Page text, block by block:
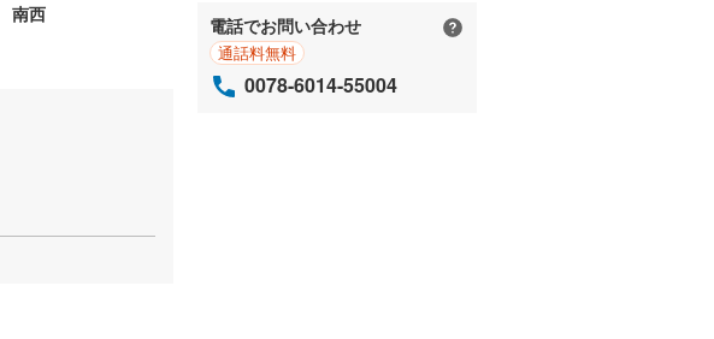
南西 電話でお問い合わせ
通話料無料
0078-6014-55004